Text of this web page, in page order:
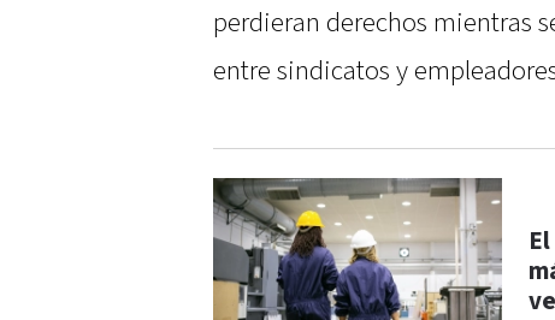
perdieran derechos mientras
entre sindicatos y